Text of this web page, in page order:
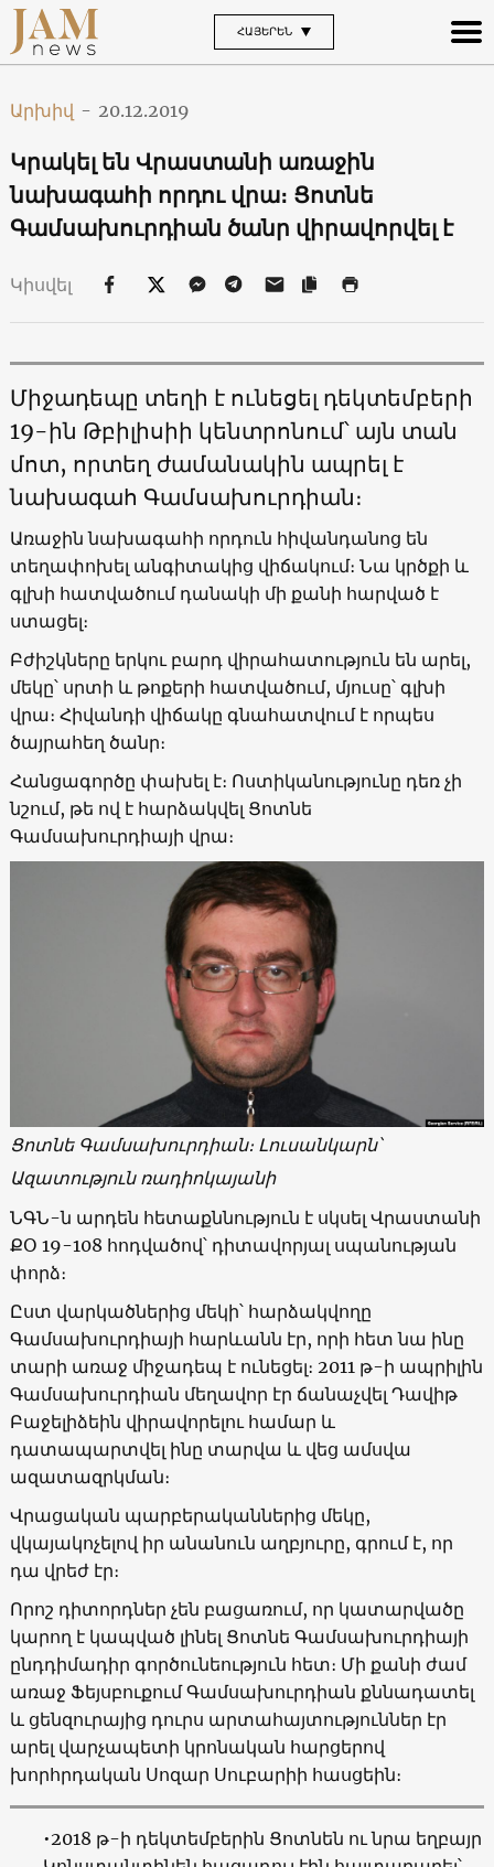
ՀԱՅԵՐԵՆ
Արխիվ - 20.12.2019
Կրակել են Վրաստանի առաջին
նախագահի որդու վրա։ Ցոտնե
Գամսախուրդիան ծանր վիրավորվել է
Կիսվել
Միջադեպը տեղի է ունեցել դեկտեմբերի
19-ին Թբիլիսիի կենտրոնում՝ այն տան
մոտ, որտեղ ժամանակին ապրել է
նախագահ Գամսախուրդիան։
Առաջին նախագահի որդուն հիվանդանոց են
տեղափոխել անգիտակից վիճակում։ Նա կրծքի և
գլխի հատվածում դանակի մի քանի հարված է
ստացել։
Բժիշկները երկու բարդ վիրահատություն են արել,
մեկը՝ սրտի և թոքերի հատվածում, մյուսը՝ գլխի
վրա։ Հիվանդի վիճակը գնահատվում է որպես
ծայրահեղ ծանր։
Հանցագործը փախել է։ Ոստիկանությունը դեռ չի
նշում, թե ով է հարձակվել Ցոտնե
Գամսախուրդիայի վրա։
Ցոտնե Գամսախուրդիան։ Լուսանկարն՝
Ազատություն ռադիոկայանի
ՆԳՆ-ն արդեն հետաքննություն է սկսել Վրաստանի
ՔՕ 19-108 հոդվածով՝ դիտավորյալ սպանության
փորձ։
Ըստ վարկածներից մեկի՝ հարձակվողը
Գամսախուրդիայի հարևանն էր, որի հետ նա ինը
տարի առաջ միջադեպ է ունեցել։ 2011 թ-ի ապրիլին
Գամսախուրդիան մեղավոր էր ճանաչվել Դավիթ
Բաջելիձեին վիրավորելու համար և
դատապարտվել ինը տարվա և վեց ամսվա
ազատազրկման։
Վրացական պարբերականներից մեկը,
վկայակոչելով իր անանուն աղբյուրը, գրում է, որ
դա վրեժ էր։
Որոշ դիտորդներ չեն բացառում, որ կատարվածը
կարող է կապված լինել Ցոտնե Գամսախուրդիայի
ընդդիմադիր գործունեություն հետ։ Մի քանի ժամ
առաջ Ֆեյսբուքում Գամսախուրդիան քննադատել
և ցենզուրայից դուրս արտահայտություններ էր
արել վարչապետի կրոնական հարցերով
խորհրդական Սոզար Սուբարիի հասցեին։
•2018 թ-ի դեկտեմբերին Ցոտնեն ու նրա եղբայր